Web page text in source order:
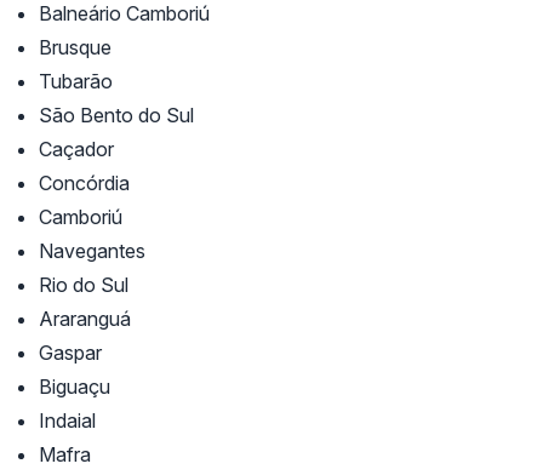
Balneário Camboriú
Brusque
Tubarão
São Bento do Sul
Caçador
Concórdia
Camboriú
Navegantes
Rio do Sul
Araranguá
Gaspar
Biguaçu
Indaial
Mafra